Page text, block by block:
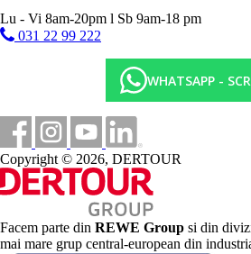
450 m
Distanta pana la plaja
Distanta de cel mai apropiat aeroport
3 km
Centrul orasului
Plaja
Sezlonguri si umbrele gratuite pe plaja
Vacanta la plaja
Lu - Vi 8am-20pm l Sb 9am-18 pm
031 22 99 222
WHATSAPP -
Copyright © 2026, DERTOUR
Facem parte din REWE Group si din
mai mare grup central-european din